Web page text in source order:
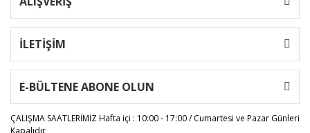
İLETİŞİM
E-BÜLTENE ABONE OLUN
ÇALIŞMA SAATLERİMİZHafta içi : 10:00 - 17:00 / Cumartesi ve Pazar Günleri
Kapalıdır